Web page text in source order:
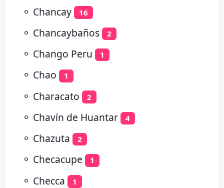
⚬ Chancay 16
⚬ Chancaybaños 2
⚬ Chango Peru 1
⚬ Chao 1
⚬ Characato 2
⚬ Chavín de Huantar 4
⚬ Chazuta 2
⚬ Checacupe 1
⚬ Checca 1